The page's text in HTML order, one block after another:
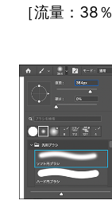
［流量：38